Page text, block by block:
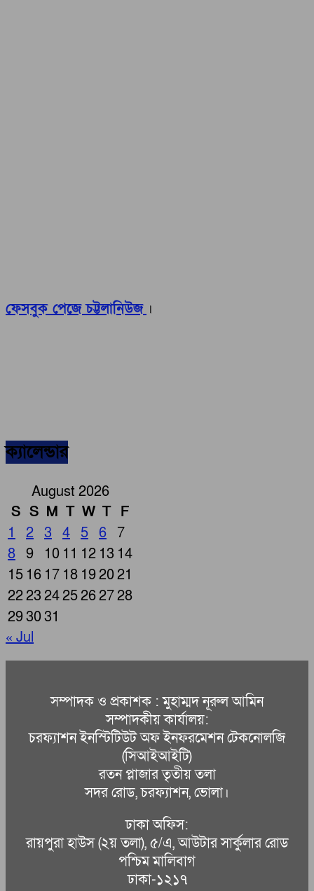
ফেসবুক পেজে চট্টলানিউজ ।
ক্যালেন্ডার
August 2026
S S M T W T F
1
2 3 4 5 6
7
8 9 10 11 12 13 14
15 16 17 18 192021
22232425262728
293031
« Jul
সম্পাদক ও প্রকাশক : মুহাম্মদ নূরুল আমিন
সম্পাদকীয় কার্যালয়:
চরফ্যাশন ইনস্টিটিউট অফ ইনফরমেশন টেকনোলজি
(সিআইআইটি)
রতন প্লাজার তৃতীয় তলা
সদর রোড, চরফ্যাশন, ভোলা।
ঢাকা অফিস:
রায়পুরা হাউস (২য় তলা), ৫/এ, আউটার সার্কুলার রোড
পশ্চিম মালিবাগ
ঢাকা-১২১৭